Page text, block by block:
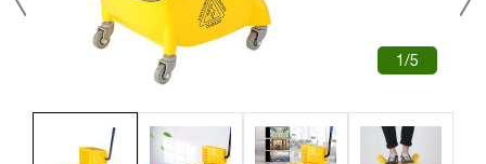
1/5